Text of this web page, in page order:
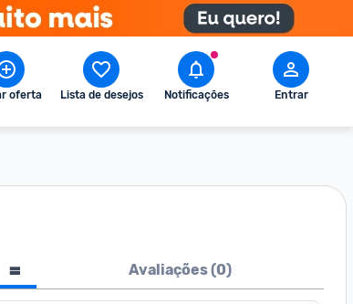
oferta Lista de desejos Notificações Entrar
Avaliações (0)